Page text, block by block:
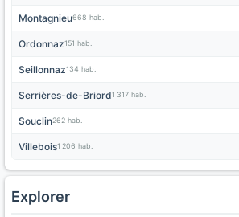
Montagnieu668 hab.
Ordonnaz151 hab.
Seillonnaz134 hab.
Serrières-de-Briord1 317 hab.
Souclin262 hab.
Villebois1 206 hab.
Explorer